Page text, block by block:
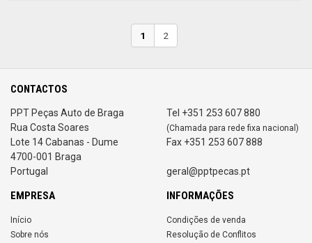
1 2
CONTACTOS
PPT Peças Auto de Braga
Rua Costa Soares
Lote 14 Cabanas - Dume
4700-001 Braga
Portugal
Tel +351 253 607 880
(Chamada para rede fixa nacional)
Fax +351 253 607 888
geral@pptpecas.pt
EMPRESA
Início
Sobre nós
INFORMAÇÕES
Condições de venda
Resolução de Conflitos